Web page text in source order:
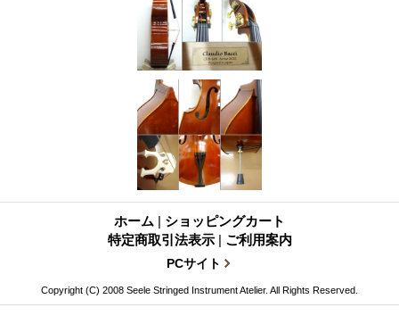
ホーム | ショッピングカート
特定商取引法表示 | ご利用案内
PCサイト
Copyright (C) 2008 Seele Stringed Instrument Atelier. All Rights Reserved.